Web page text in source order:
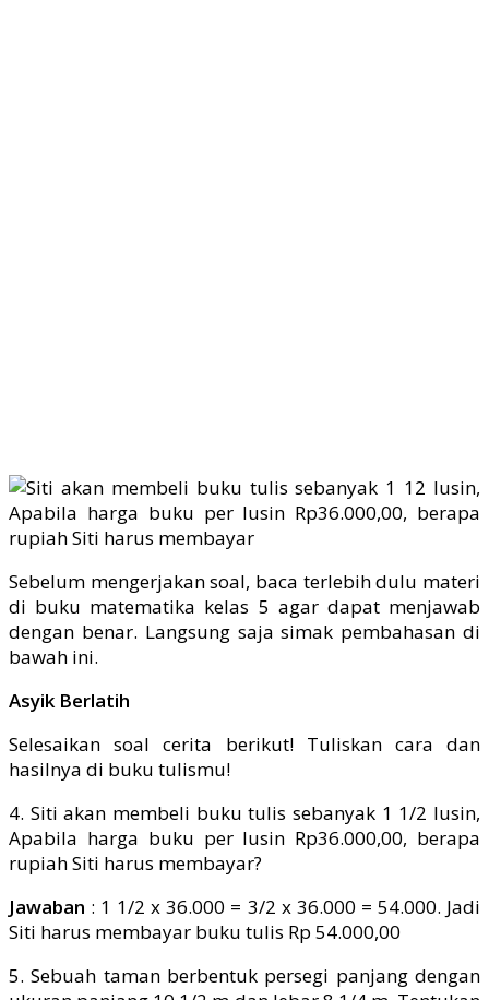
Sebelum mengerjakan soal, baca terlebih dulu materi
di buku matematika kelas 5 agar dapat menjawab
dengan benar. Langsung saja simak pembahasan di
bawah ini.
Asyik Berlatih
Selesaikan soal cerita berikut! Tuliskan cara dan
hasilnya di buku tulismu!
4. Siti akan membeli buku tulis sebanyak 1 1/2 lusin,
Apabila harga buku per lusin Rp36.000,00, berapa
rupiah Siti harus membayar?
Jawaban : 1 1/2 x 36.000 = 3/2 x 36.000 = 54.000. Jadi
Siti harus membayar buku tulis Rp 54.000,00
5. Sebuah taman berbentuk persegi panjang dengan